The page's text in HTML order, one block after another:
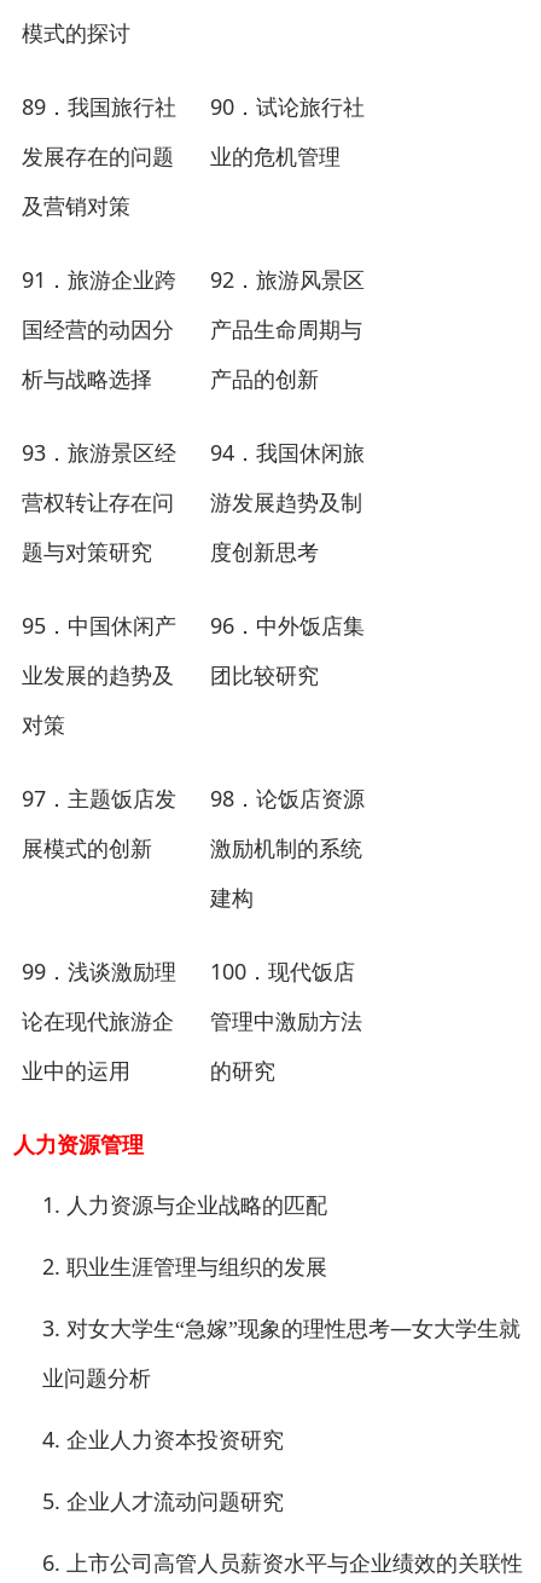
模式的探讨
89 ． 我国旅行社
发展存在的问题
及营销对策
90 ． 试论旅行社
业的危机管理
91 ． 旅游企业跨
国经营的动因分
析与战略选择
92 ． 旅游风景区
产品生命周期与
产品的创新
93 ． 旅游景区经
营权转让存在问
题与对策研究
94 ． 我国休闲旅
游发展趋势及制
度创新思考
95 ． 中国休闲产
业发展的趋势及
对策
96 ． 中外饭店集
团比较研究
97 ． 主题饭店发
展模式的创新
98 ． 论饭店资源
激励机制的系统
建构
99 ． 浅谈激励理
论在现代旅游企
业中的运用
100 ． 现代饭店
管理中激励方法
的研究
人力资源管理
1. 人力资源与企业战略的匹配
2. 职业生涯管理与组织的发展
3. 对女大学生“急嫁”现象的理性思考—女大学生就
业问题分析
4. 企业人力资本投资研究
5. 企业人才流动问题研究
6. 上市公司高管人员薪资水平与企业绩效的关联性